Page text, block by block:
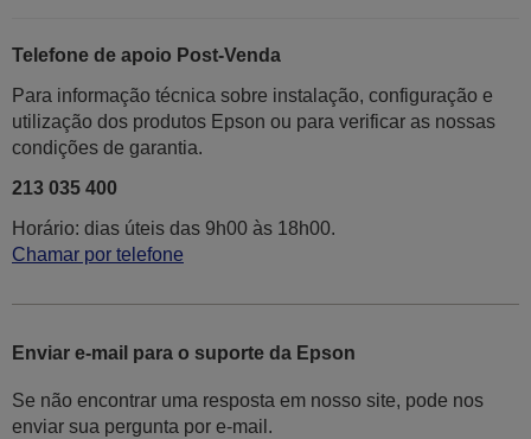
Telefone de apoio Post-Venda
Para informação técnica sobre instalação, configuração e
utilização dos produtos Epson ou para verificar as nossas
condições de garantia.
213 035 400
Horário: dias úteis das 9h00 às 18h00.
Chamar por telefone
Enviar e-mail para o suporte da Epson
Se não encontrar uma resposta em nosso site, pode nos
enviar sua pergunta por e-mail.